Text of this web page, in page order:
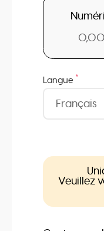
Langue *
Veuillez